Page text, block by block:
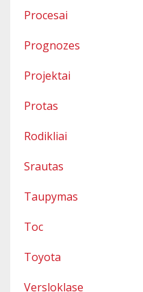
Procesai
Prognozes
Projektai
Protas
Rodikliai
Srautas
Taupymas
Toc
Toyota
Versloklase